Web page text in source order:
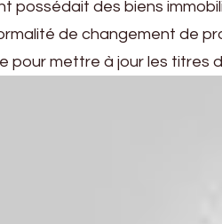
possédait des biens
de changement de
pour mettre à jour les titres